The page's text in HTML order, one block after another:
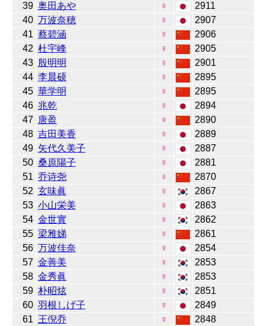
39 奥田あや ♀
2911
40 万波奈穂 ♀
2907
41 蔡碧涵 ♀
2906
42 杜宇峰 ♀
2905
43 殷明明 ♀
2901
44 李晨硕 ♀
2895
45 華学明 ♀
2895
46 兆乾 ♀
2894
47
唐盈 ♀
2890
48 吉田美香 ♀
2889
49 矢代久美子 ♀
2887
50 桑原陽子 ♀
2881
51 乔诗尧 ♀
2870
52 玄味眞 ♀
2867
53 小山栄美 ♀
2863
54 金世實 ♀
2862
55 梁雅娣 ♀
2861
56 万波佳奈 ♀
2854
57 金善美 ♀
2853
58 金秀眞 ♀
2853
59 朴昭炫 ♀
2851
60 羽根しげ子 ♀
2849
61 王倪乔 ♀
2848